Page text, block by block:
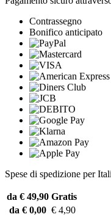
Contrassegno
Bonifico anticipato
Spese di spedizione per
da € 49,90 Gratis
da € 0,00 € 4,90